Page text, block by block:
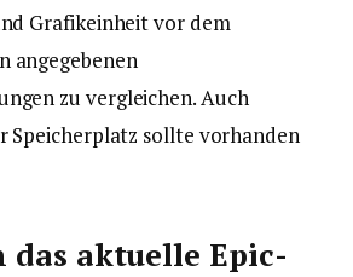
Grafikeinheit vor dem
angegebenen
zu vergleichen. Auch
Speicherplatz sollte vorhanden
aktuelle Epic-